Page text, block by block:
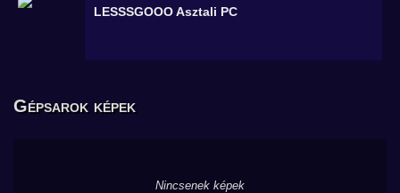
LESSSGOOOAsztali PC
Gépsarok képek
Nincsenek képek